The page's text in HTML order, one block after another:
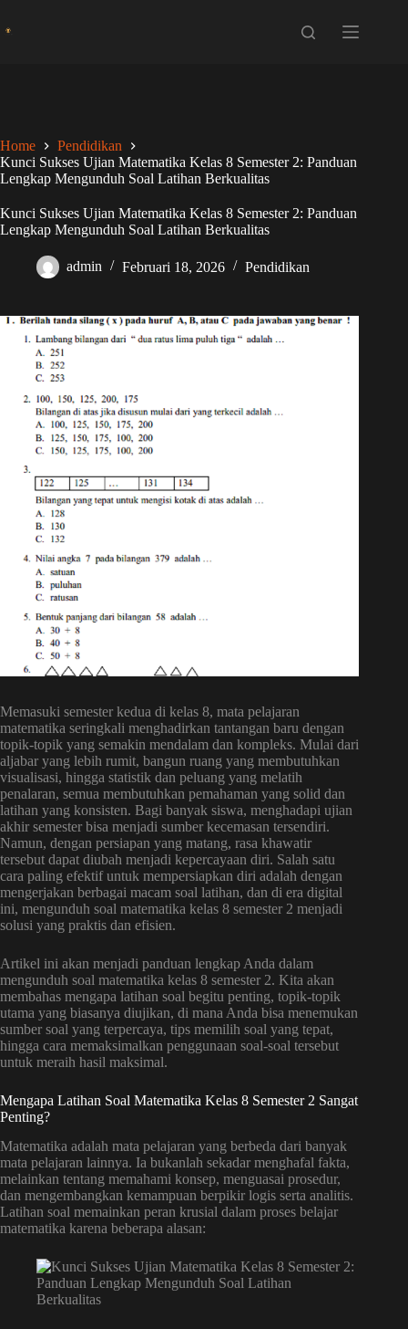
Home
Pendidikan
Kunci Sukses Ujian Matematika Kelas 8 Semester 2: Panduan
Lengkap Mengunduh Soal Latihan Berkualitas
Kunci Sukses Ujian Matematika Kelas 8 Semester 2: Panduan
Lengkap Mengunduh Soal Latihan Berkualitas
admin Februari 18, 2026 Pendidikan
Memasuki semester kedua di kelas 8, mata pelajaran
matematika seringkali menghadirkan tantangan baru dengan
topik-topik yang semakin mendalam dan kompleks. Mulai dari
aljabar yang lebih rumit, bangun ruang yang membutuhkan
visualisasi, hingga statistik dan peluang yang melatih
penalaran, semua membutuhkan pemahaman yang solid dan
latihan yang konsisten. Bagi banyak siswa, menghadapi ujian
akhir semester bisa menjadi sumber kecemasan tersendiri.
Namun, dengan persiapan yang matang, rasa khawatir
tersebut dapat diubah menjadi kepercayaan diri. Salah satu
cara paling efektif untuk mempersiapkan diri adalah dengan
mengerjakan berbagai macam soal latihan, dan di era digital
ini, mengunduh soal matematika kelas 8 semester 2 menjadi
solusi yang praktis dan efisien.
Artikel ini akan menjadi panduan lengkap Anda dalam
mengunduh soal matematika kelas 8 semester 2. Kita akan
membahas mengapa latihan soal begitu penting, topik-topik
utama yang biasanya diujikan, di mana Anda bisa menemukan
sumber soal yang terpercaya, tips memilih soal yang tepat,
hingga cara memaksimalkan penggunaan soal-soal tersebut
untuk meraih hasil maksimal.
Mengapa Latihan Soal Matematika Kelas 8 Semester 2 Sangat
Penting?
Matematika adalah mata pelajaran yang berbeda dari banyak
mata pelajaran lainnya. Ia bukanlah sekadar menghafal fakta,
melainkan tentang memahami konsep, menguasai prosedur,
dan mengembangkan kemampuan berpikir logis serta analitis.
Latihan soal memainkan peran krusial dalam proses belajar
matematika karena beberapa alasan: